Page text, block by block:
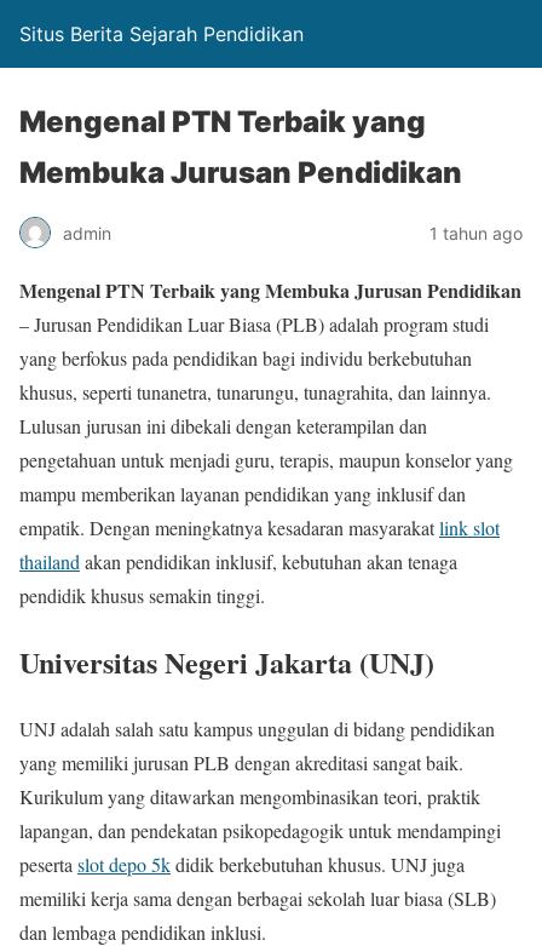
Situs Berita Sejarah Pendidikan
Mengenal PTN Terbaik yang
Membuka Jurusan Pendidikan
admin 1 tahun ago
Mengenal PTN Terbaik yang Membuka Jurusan Pendidikan
– Jurusan Pendidikan Luar Biasa (PLB) adalah program studi
yang berfokus pada pendidikan bagi individu berkebutuhan
khusus, seperti tunanetra, tunarungu, tunagrahita, dan lainnya.
Lulusan jurusan ini dibekali dengan keterampilan dan
pengetahuan untuk menjadi guru, terapis, maupun konselor yang
mampu memberikan layanan pendidikan yang inklusif dan
empatik. Dengan meningkatnya kesadaran masyarakatlink slot
thailand akan pendidikan inklusif, kebutuhan akan tenaga
pendidik khusus semakin tinggi.
Universitas Negeri Jakarta (UNJ)
UNJ adalah salah satu kampus unggulan di bidang pendidikan
yang memiliki jurusan PLB dengan akreditasi sangat baik.
Kurikulum yang ditawarkan mengombinasikan teori, praktik
lapangan, dan pendekatan psikopedagogik untuk mendampingi
peserta slot depo 5kdidik berkebutuhan khusus. UNJ juga
memiliki kerja sama dengan berbagai sekolah luar biasa (SLB)
dan lembaga pendidikan inklusi.